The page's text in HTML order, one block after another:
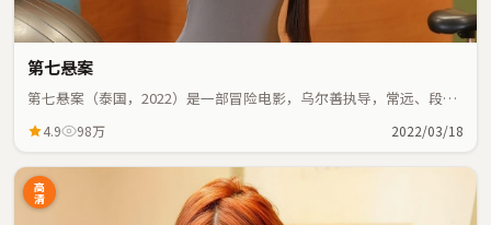
第七悬案
第七悬案（泰国，2022）是一部冒险电影，乌尔善执导，常远、段奕
4.9 98万 2022/03/18
高
清